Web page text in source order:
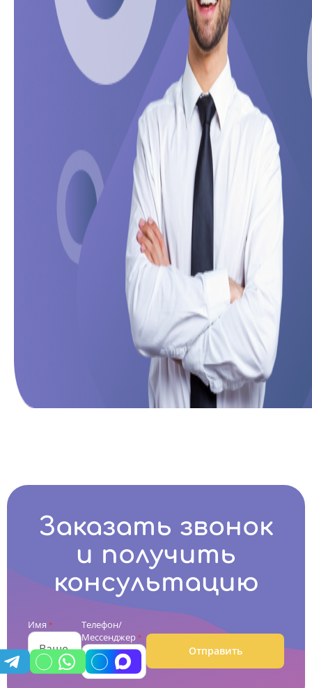
Заказать звонок
и получить
консультацию
Имя *
Телефон/
Мессенджер *
Отправить